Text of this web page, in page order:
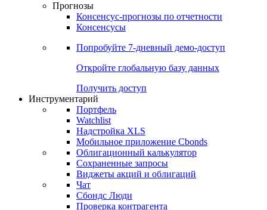
Виджет:
Портфели индексов Cbonds
Прогнозы
Консенсусы
Попробуйте7-дневный
Откройте глобальную базу данных
Получить доступ
Инструментарий
Портфель
Watchlist
Надстройка XLS
Мобильное приложение Cbonds
Облигационный калькулятор
Сохраненные запросы